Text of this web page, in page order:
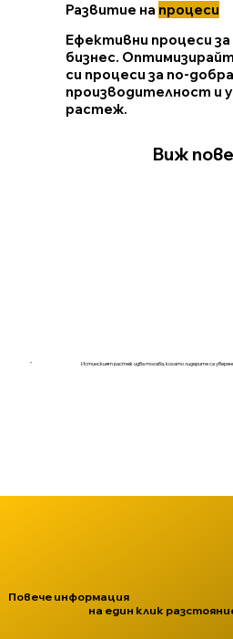
Повече информация
на един клик
Развитие на процеси
Ефективни процеси
бизнес.
си процеси за по-добра
производителност и
растеж.
Виж
" Истинският растеж идва тогава, когато лидерите са